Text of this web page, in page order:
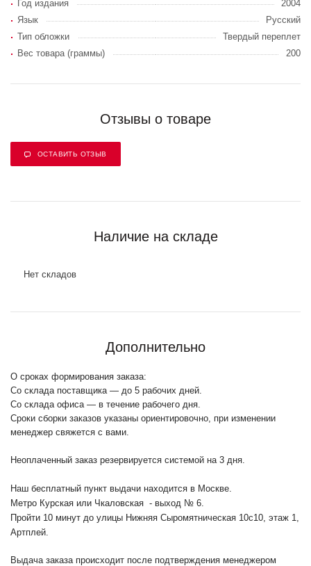
Год издания
2004
Язык
Русский
Тип обложки
Твердый переплет
Вес товара (граммы)
200
Отзывы о товаре
ОСТАВИТЬ ОТЗЫВ
Наличие на складе
Нет складов
Дополнительно
О сроках формирования заказа:
Со склада поставщика — до 5 рабочих дней.
Со склада офиса — в течение рабочего дня.
Сроки сборки заказов указаны ориентировочно, при изменении
менеджер свяжется с вами.
Неоплаченный заказ резервируется системой на 3 дня.
Наш бесплатный пункт выдачи находится в Москве.
Метро Курская или Чкаловская - выход № 6.
Пройти 10 минут до улицы Нижняя Сыромятническая 10с10, этаж 1,
Артплей.
Выдача заказа происходит после подтверждения менеджером